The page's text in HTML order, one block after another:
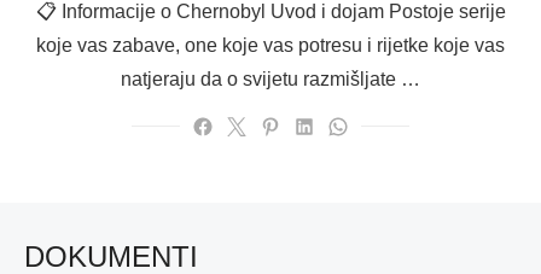
📋 Informacije o Chernobyl Uvod i dojam Postoje serije
koje vas zabave, one koje vas potresu i rijetke koje vas
natjeraju da o svijetu razmišljate …
DOKUMENTI